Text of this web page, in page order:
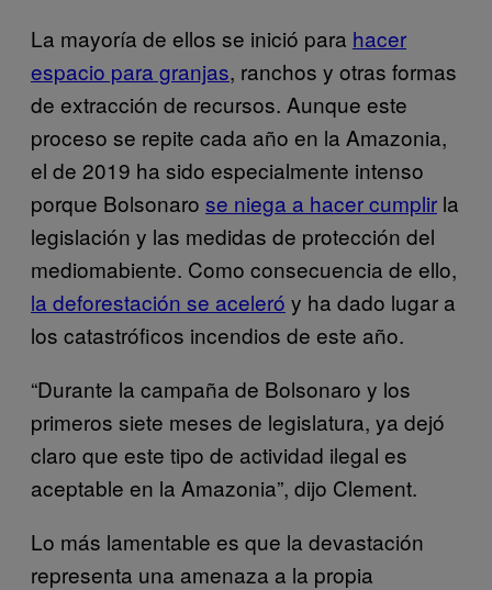
La mayoría de ellos se inició para hacer
espacio para granjas, ranchos y otras formas
de extracción de recursos. Aunque este
proceso se repite cada año en la Amazonia,
el de 2019 ha sido especialmente intenso
porque Bolsonaro se niega a hacer cumplir la
legislación y las medidas de protección del
mediomabiente. Como consecuencia de ello,
la deforestación se aceleró y ha dado lugar a
los catastróficos incendios de este año.
“Durante la campaña de Bolsonaro y los
primeros siete meses de legislatura, ya dejó
claro que este tipo de actividad ilegal es
aceptable en la Amazonia”, dijo Clement.
Lo más lamentable es que la devastación
representa una amenaza a la propia